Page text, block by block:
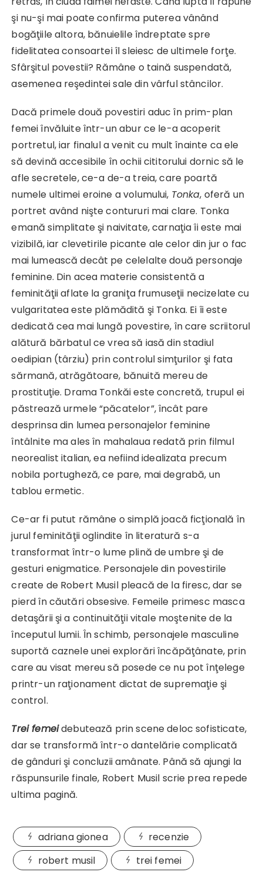
şi nu-şi mai poate confirma puterea vânând
bogăţiile altora, bănuielile îndreptate spre
fidelitatea consoartei îl sleiesc de ultimele forţe.
Sfârşitul povestii? Rămâne o taină suspendată,
asemenea reşedintei sale din vârful stâncilor.
Dacă primele două povestiri aduc în prim-plan
femei învăluite într-un abur ce le-a acoperit
portretul, iar finalul a venit cu mult înainte ca ele
să devină accesibile în ochii cititorului dornic să le
afle secretele, ce-a de-a treia, care poartă
numele ultimei eroine a volumului, Tonka, oferă un
portret având nişte contururi mai clare. Tonka
emană simplitate şi naivitate, carnaţia îi este mai
vizibilă, iar clevetirile picante ale celor din jur o fac
mai lumească decât pe celelalte două personaje
feminine. Din acea materie consistentă a
feminităţii aflate la graniţa frumuseţii necizelate cu
vulgaritatea este plămădită şi Tonka. Ei îi este
dedicată cea mai lungă povestire, în care scriitorul
alătură bărbatul ce vrea să iasă din stadiul
oedipian (târziu) prin controlul simţurilor şi fata
sărmană, atrăgătoare, bănuită mereu de
prostituţie. Drama Tonkăi este concretă, trupul ei
păstrează urmele “păcatelor”, încât pare
desprinsa din lumea personajelor feminine
întâlnite ma ales în mahalaua redată prin filmul
neorealist italian, ea nefiind idealizata precum
nobila portugheză, ce pare, mai degrabă, un
tablou ermetic.
Ce-ar fi putut rămâne o simplă joacă ficţională în
jurul feminităţii oglindite în literatură s-a
transformat într-o lume plină de umbre şi de
gesturi enigmatice. Personajele din povestirile
create de Robert Musil pleacă de la firesc, dar se
pierd în căutări obsesive. Femeile primesc masca
detaşării şi a continuităţii vitale moştenite de la
începutul lumii. În schimb, personajele masculine
suportă caznele unei explorări încăpăţânate, prin
care au visat mereu să posede ce nu pot înţelege
printr-un raţionament dictat de supremaţie şi
control.
Trei femeidebutează prin scene deloc sofisticate,
dar se transformă într-o dantelărie complicată
de gânduri şi concluzii amânate. Până să ajungi la
răspunsurile finale, Robert Musil scrie prea repede
ultima pagină.
adriana gionea
recenzie
robert musil
trei femei